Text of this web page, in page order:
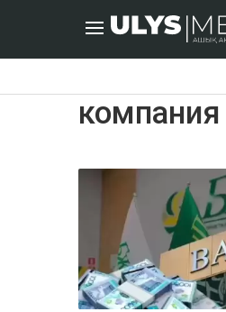
компания